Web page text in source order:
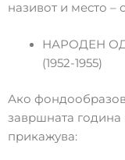
називот и место –
НАРОДЕН
(1952-1955)
Ако
завршната година
прикажува: